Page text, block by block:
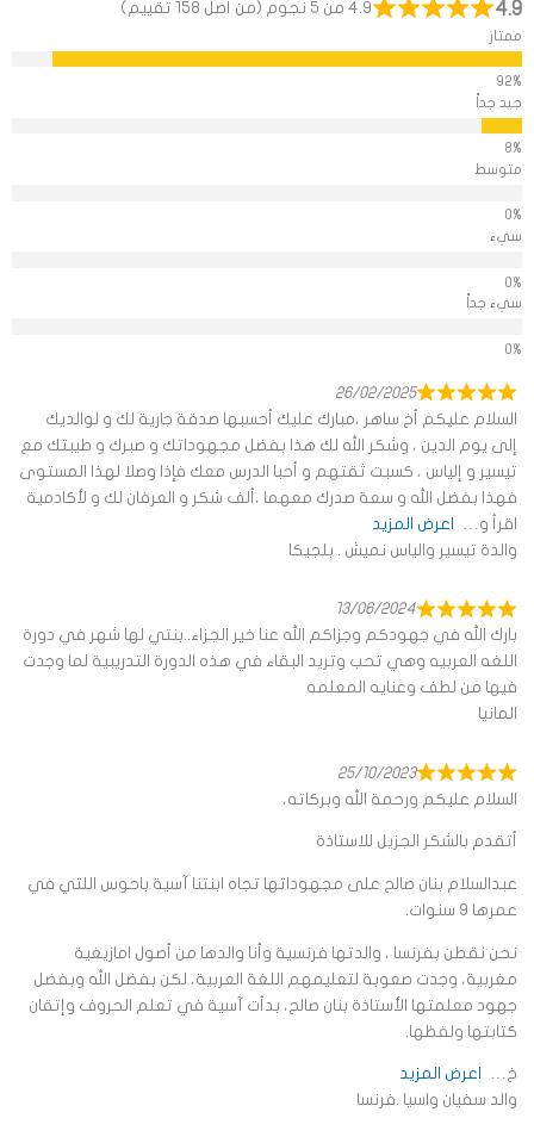
4.9 4.9 من 5 نجوم (من أصل 158 تقييم)
ممتاز
جيد جداً
متوسط
سيء
سيء جداً
26/02/2025
السلام عليكم أخ ساهر ،مبارك عليك أحسبها صدقة جارية لك و لوالديك
إلى يوم الدين ، وشكر الله لك هذا بفضل مجهوداتك و صبرك و طيبتك مع
تيسير و إلياس ، كسبت ثقتهم و أحبا الدرس معك فإذا وصلا لهذا المستوى
فهذا بفضل الله و سعة صدرك معهما ،ألف شكر و العرفان لك و لأكادمية
اقرأ و
اعرض المزيد
والدة تيسير والياس نميش . بلجيكا
13/06/2024
بارك الله في جهودكم وجزاكم الله عنا خير الجزاء..بنتي لها شهر في دورة
اللغه العربيه وهي تحب وتريد البقاء في هذه الدورة التدريبية لما وجدت
فيها من لطف وعنايه المعلمه
المانيا
25/10/2023
السلام عليكم ورحمة الله وبركاته،
أتقدم بالشكر الجزيل للاستاذة
عبدالسلام بنان صالح على مجهوداتها تجاه ابنتنا آسية باحوس اللتي في
عمرها ٩ سنوات.
نحن نقطن بفرنسا ، والدتها فرنسية وأنا والدها من أصول امازيغية
مغربية، وجدت صعوبة لتعليمهم اللغة العربية، لكن بفضل الله وبفضل
جهود معلمتها الأستاذة بنان صالح، بدأت آسية في تعلم الحروف وإتقان
كتابتها ولفظها.
خ
اعرض المزيد
والد سفيان واسيا .فرنسا